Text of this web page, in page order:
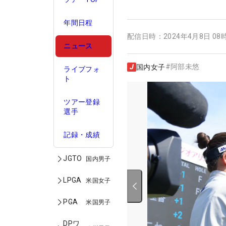
年間日程
ニュース
ライブフォ
ト
ツアー登録
選手
記録・成績
JGTO 国内男子
LPGA 米国女子
PGA 米国男子
DPワ
配信日時： 2024年4月8日 08
国内女子#阿部未悠